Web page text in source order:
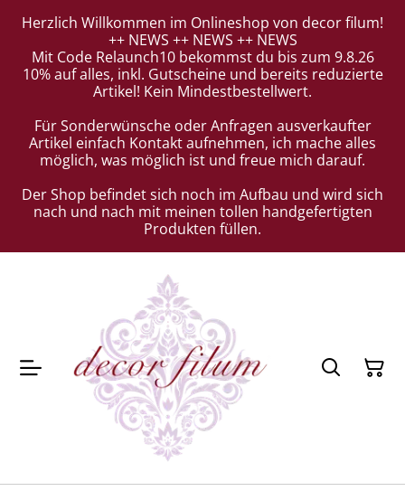
Herzlich Willkommen im Onlineshop von decor filum!
++ NEWS ++ NEWS ++ NEWS
Mit Code Relaunch10 bekommst du bis zum 9.8.26
10% auf alles, inkl. Gutscheine und bereits reduzierte
Artikel! Kein Mindestbestellwert.
Für Sonderwünsche oder Anfragen ausverkaufter
Artikel einfach Kontakt aufnehmen, ich mache alles
möglich, was möglich ist und freue mich darauf.
Der Shop befindet sich noch im Aufbau und wird sich
nach und nach mit meinen tollen handgefertigten
Produkten füllen.